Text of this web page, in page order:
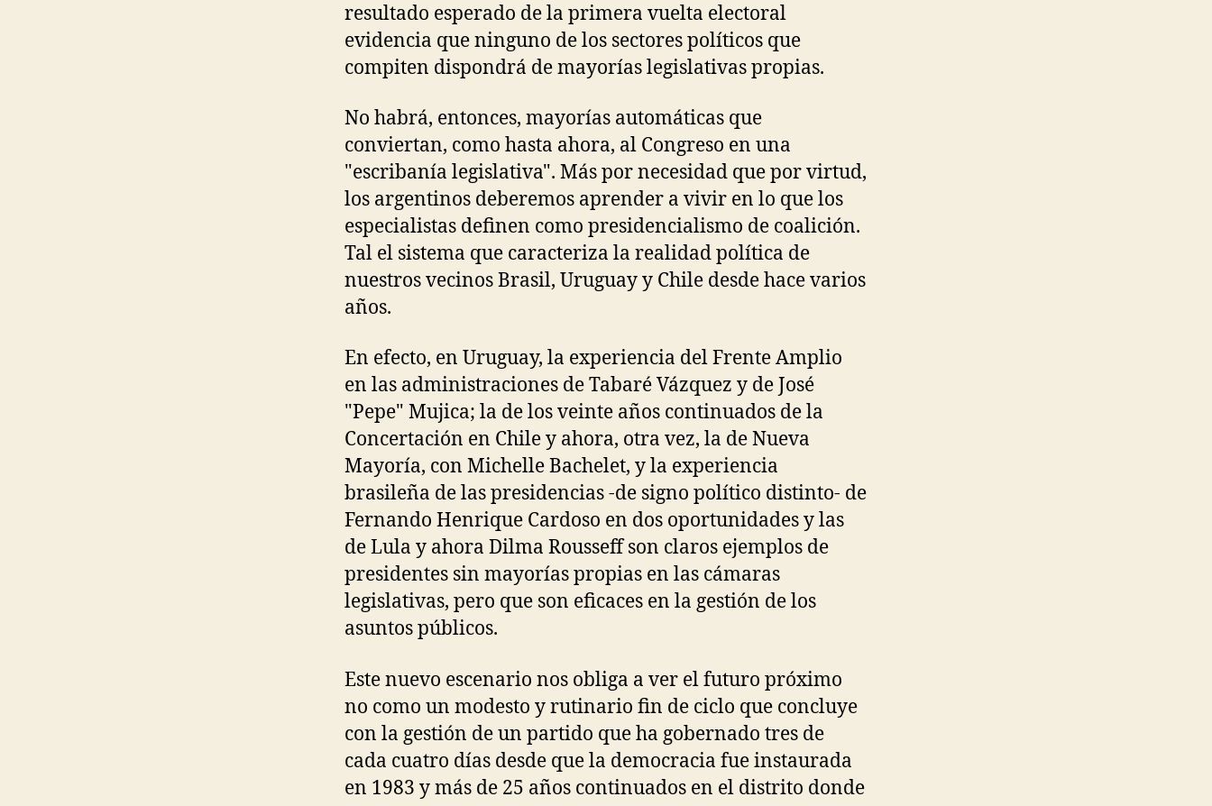
resultado esperado de la primera vuelta electoral
evidencia que ninguno de los sectores políticos que
compiten dispondrá de mayorías legislativas propias.
No habrá, entonces, mayorías automáticas que
conviertan, como hasta ahora, al Congreso en una
"escribanía legislativa". Más por necesidad que por virtud,
los argentinos deberemos aprender a vivir en lo que los
especialistas definen como presidencialismo de coalición.
Tal el sistema que caracteriza la realidad política de
nuestros vecinos Brasil, Uruguay y Chile desde hace varios
años.
En efecto, en Uruguay, la experiencia del Frente Amplio
en las administraciones de Tabaré Vázquez y de José
"Pepe" Mujica; la de los veinte años continuados de la
Concertación en Chile y ahora, otra vez, la de Nueva
Mayoría, con Michelle Bachelet, y la experiencia
brasileña de las presidencias -de signo político distinto- de
Fernando Henrique Cardoso en dos oportunidades y las
de Lula y ahora Dilma Rousseff son claros ejemplos de
presidentes sin mayorías propias en las cámaras
legislativas, pero que son eficaces en la gestión de los
asuntos públicos.
Este nuevo escenario nos obliga a ver el futuro próximo
no como un modesto y rutinario fin de ciclo que concluye
con la gestión de un partido que ha gobernado tres de
cada cuatro días desde que la democracia fue instaurada
en 1983 y más de 25 años continuados en el distrito donde